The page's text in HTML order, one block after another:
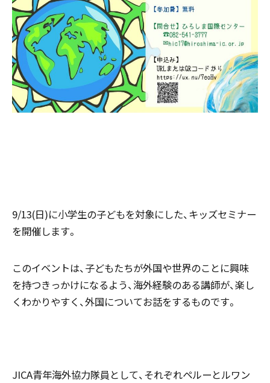
9/13(日)に小学生の子どもを対象にした、キッズセミナー
を開催します。
このイベントは、子どもたちが外国や世界のことに興味
を持つきっかけになるよう、海外経験のある講師が、楽し
くわかりやすく、外国についてお話をするものです。
JICA青年海外協力隊員として、それぞれペルーとルワン